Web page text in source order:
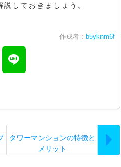
しておきましょう。
作成者 : b5yknm6f
タワーマンションの特徴と
メリット